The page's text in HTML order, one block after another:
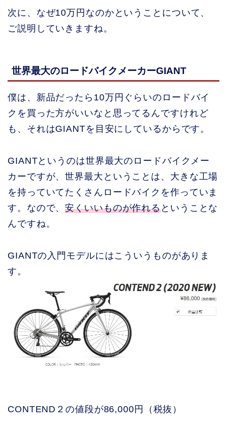
次に、なぜ10万円なのかということについて、
ご説明していきますね。
世界最大のロードバイクメーカーGIANT
僕は、新品だったら10万円ぐらいのロードバイ
クを買った方がいいなと思ってるんですけれど
も、それはGIANTを目安にしているからです。
GIANTというのは世界最大のロードバイクメー
カーですが、世界最大ということは、大きな工場
を持っていてたくさんロードバイクを作っていま
す。なので、安くいいものが作れるということな
んですね。
GIANTの入門モデルにはこういうものがありま
す。
CONTEND２の値段が86,000円（税抜）